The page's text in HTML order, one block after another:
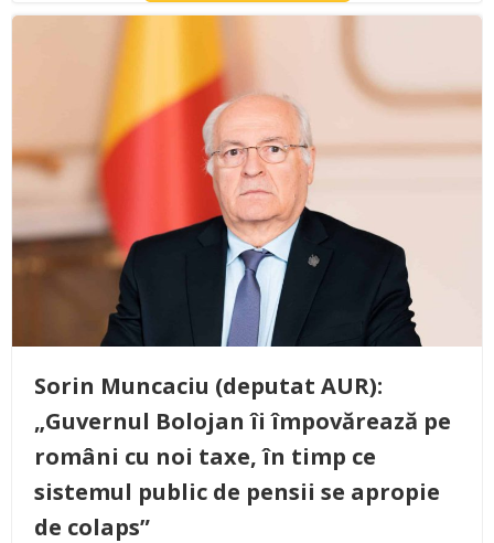
Sorin Muncaciu (deputat AUR):
„Guvernul Bolojan îi împovărează pe
români cu noi taxe, în timp ce
sistemul public de pensii se apropie
de colaps”